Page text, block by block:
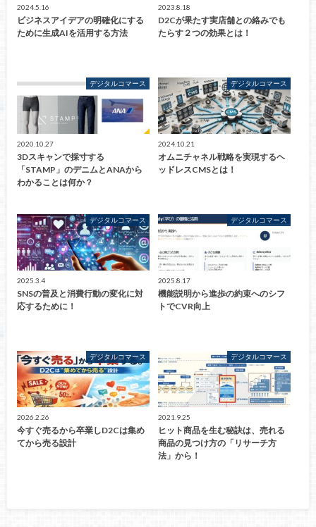
2024.5.16
ビジネスアイデアの明確化にする
ために生成AIを活用する方法
2023.8.18
D2Cが果たす実店舗との絡みでも
たらす２つの効果とは！
デジタルコマース
2020.10.27
3Dスキャンで採寸する
「STAMP」のデニムとANAから
わかることは何か？
デジタルコマース
2024.10.21
オムニチャネル戦略を実現するヘ
ッドレスCMSとは！
デジタルコマース
2025.3.4
SNSの普及と消費行動の変化に対
応するために！
デジタルコマース
2025.8.17
機能説明から進歩の約束へのシフ
トでCVR向上
デジタルコマース
2026.2.26
今すぐ売るから卒業しD2Cは集め
てから売る設計
デジタルコマース
2021.9.25
ヒット商品を生む秘訣は、売れる
商品の見つけ方の「リサーチ方
法」から！